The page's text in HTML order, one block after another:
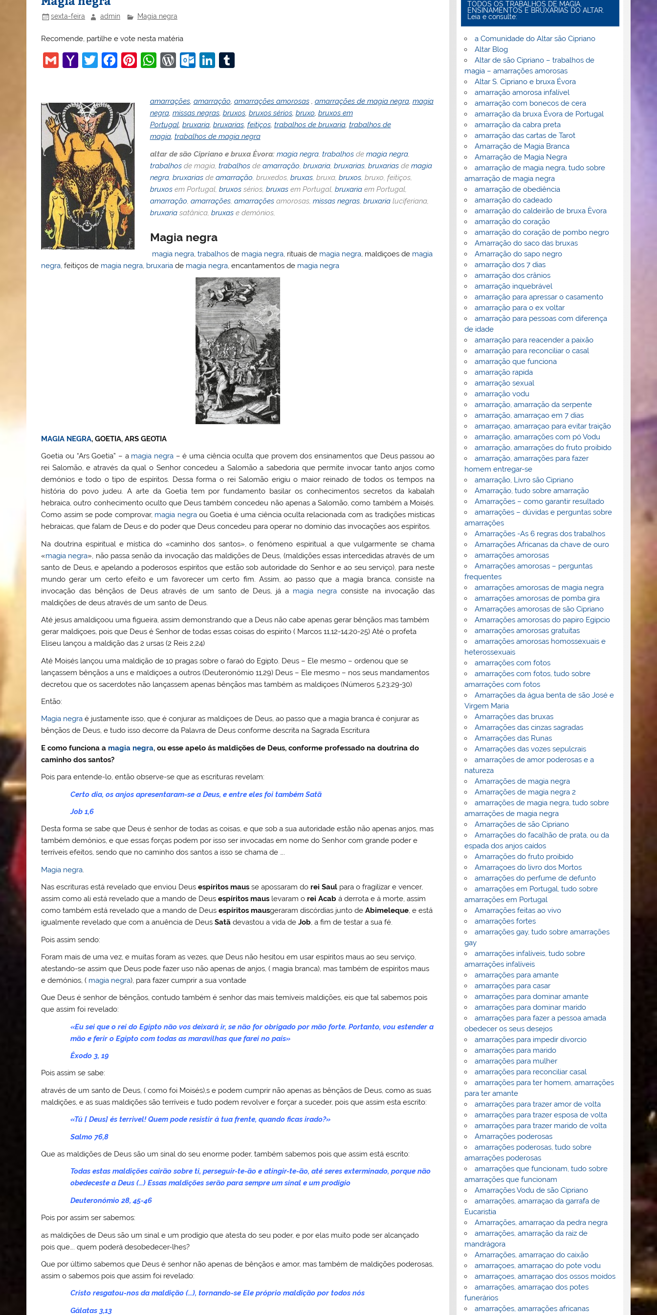
sexta-feira admin Magia negra
Recomende, partilhe e vote nesta matéria
G
l
Y
o
o
M
ai
l
T
er
F
e
b
o
o
k
Pi
st
W
s
A
p
p
W
Pr
e
ss
O
o
k.
c
o
m
Li
e
dI
n
bl
r
amarrações, amarração, amarrações amorosas, amarrações de magia negra, magia
negra, missas negras, bruxos, bruxos sérios, bruxo, bruxos em
Portugal, bruxaria, bruxarias, feitiços, trabalhos de bruxaria, trabalhos de
magia, trabalhos de magia negra
altar de são Cipriano e bruxa Èvora: magia negra, trabalhosde magia negra,
trabalhosde magia, trabalhosde amarração bruxaria, bruxarias, bruxariasde magia
negra, bruxariasde amarração , bruxedos, bruxas, bruxa, bruxos, bruxo, feitiços,
bruxosem Portugal, bruxossérios, bruxasem Portugal, bruxariaem Portugal,
amarração amarrações, amarraçõesamorosas, missas negras, bruxarialuciferiana,
bruxariasatânica, bruxase demónios,
Magia negra
magia negra, trabalhosde magia negra, rituais de magia negra, maldiçoes de magia
negra, feitiços de magia negra, bruxaria de magia negra, encantamentos de magia negra
MAGIA NEGRA, GOETIA, ARS GEOTIA
Goetia ou “Ars Goetia” – a magia negra– é uma ciência oculta que provem dos ensinamentos que Deus passou ao
rei Salomão, e através da qual o Senhor concedeu a Salomão a sabedoria que permite invocar tanto anjos como
demónios e todo o tipo de espíritos. Dessa forma o rei Salomão erigiu o maior reinado de todos os tempos na
história do povo judeu. A arte da Goetia tem por fundamento basilar os conhecimentos secretos da kabalah
hebraica, outro conhecimento oculto que Deus também concedeu não apenas a Salomão, como também a Moisés.
Como assim se pode comprovar, magia negraou Goetia é uma ciência oculta relacionada com as tradições misticas
hebraicas, que falam de Deus e do poder que Deus concedeu para operar no domínio das invocações aos espíritos.
Na doutrina espiritual e mística do «caminho dos santos», o fenómeno espiritual a que vulgarmente se chama
«magia negra», não passa senão da invocação das maldições de Deus, (maldições essas intercedidas através de um
santo de Deus, e apelando a poderosos espíritos que estão sob autoridade do Senhor e ao seu serviço), para neste
mundo gerar um certo efeito e um favorecer um certo fim. Assim, ao passo que a magia branca, consiste na
invocação das bênçãos de Deus através de um santo de Deus, já a magia negra consiste na invocação das
maldições de deus através de um santo de Deus.
Até jesus amaldiçoou uma figueira, assim demonstrando que a Deus não cabe apenas gerar bênçãos mas também
gerar maldiçoes, pois que Deus é Senhor de todas essas coisas do espirito ( Marcos 11,12-14;20-25) Até o profeta
Eliseu lançou a maldição das 2 ursas (2 Reis 2,24)
Até Moisés lançou uma maldição de 10 pragas sobre o faraó do Egipto. Deus – Ele mesmo – ordenou que se
lançassem bênçãos a uns e maldiçoes a outros (Deuteronómio 11,29) Deus – Ele mesmo – nos seus mandamentos
decretou que os sacerdotes não lançassem apenas bênçãos mas também as maldiçoes (Números 5,23;29-30)
Então:
Magia negra é justamente isso, que é conjurar as maldiçoes de Deus, ao passo que a magia branca é conjurar as
bênçãos de Deus, e tudo isso decorre da Palavra de Deus conforme descrita na Sagrada Escritura
E como funciona a magia negra, ou esse apelo ás maldições de Deus, conforme professado na doutrina do
caminho dos santos?
Pois para entende-lo, então observe-se que as escrituras revelam:
Certo dia, os anjos apresentaram-se a Deus, e entre eles foi também Satã
Job 1,6
Desta forma se sabe que Deus é senhor de todas as coisas, e que sob a sua autoridade estão não apenas anjos, mas
também demónios, e que essas forças podem por isso ser invocadas em nome do Senhor com grande poder e
terríveis efeitos, sendo que no caminho dos santos a isso se chama de ….
Magia negra.
Nas escrituras está revelado que enviou Deusespíritos maus se apossaram do rei Saul para o fragilizar e vencer,
assim como ali está revelado que a mando de Deusespíritos maus levaram o rei Acab á derrota e á morte, assim
como também está revelado que a mando de Deusespíritos mausgeraram discórdias junto deAbimeleque, e está
igualmente revelado que com a anuência de DeusSatã devastou a vida deJob, a fim de testar a sua fé.
Pois assim sendo:
Foram mais de uma vez, e muitas foram as vezes, que Deus não hesitou em usar espíritos maus ao seu serviço,
atestando-se assim que Deus pode fazer uso não apenas de anjos, ( magia branca), mas também de espíritos maus
e demónios, ( magia negra), para fazer cumprir a sua vontade
Que Deus é senhor de bênçãos, contudo também é senhor das mais temíveis maldições, eis que tal sabemos pois
que assim foi revelado:
«Eu sei que o rei do Egipto não vos deixará ir, se não for obrigado por mão forte. Portanto, vou estender a
mão e ferir o Egipto com todas as maravilhas que farei no país»
Êxodo 3, 19
Pois assim se sabe:
através de um santo de Deus, ( como foi Moisés),s e podem cumprir não apenas as bênçãos de Deus, como as suas
maldições, e as suas maldições são terríveis e tudo podem revolver e forçar a suceder, pois que assim esta escrito:
«Tú [ Deus] és terrivel! Quem pode resistir á tua frente, quando ficas irado?»
Salmo 76,8
Que as maldições de Deus são um sinal do seu enorme poder, também sabemos pois que assim está escrito:
Todas estas maldições cairão sobre ti, perseguir-te-ão e atingir-te-ão, até seres exterminado, porque não
obedeceste a Deus (…) Essas maldições serão para sempre um sinal e um prodígio
Deuteronómio 28, 45-46
Pois por assim ser sabemos:
as maldições de Deus são um sinal e um prodígio que atesta do seu poder, e por elas muito pode ser alcançado
pois que…. quem poderá desobedecer-lhes?
Que por último sabemos que Deus é senhor não apenas de bênçãos e amor, mas também de maldições poderosas,
assim o sabemos pois que assim foi revelado:
Cristo resgatou-nos da maldição (…), tornando-se Ele próprio maldição por todos nós
Gálatas 3,13
TODOS OS TRABALHOS DE MAGIA,
ENSINAMENTOS E BRUXARIAS DO ALTAR.
Leia e consulte:
a Comunidade do Altar são Cipriano
Altar Blog
Altar de são Cipriano – trabalhos de
magia – amarrações amorosas
Altar S. Cipriano e bruxa Évora
amarração amorosa infalível
amarração com bonecos de cera
amarração da bruxa Évora de Portugal
amarração da cabra preta
amarração das cartas de Tarot
Amarração de Magia Branca
Amarração de Magia Negra
amarração de magia negra, tudo sobre
amarração de magia negra
amarração de obediência
amarração do cadeado
amarração do caldeirão de bruxa Èvora
amarração do coração
amarração do coração de pombo negro
Amarração do saco das bruxas
Amarração do sapo negro
amarração dos 7 dias
amarração dos crânios
amarração inquebrável
amarração para apressar o casamento
amarração para o ex voltar
amarração para pessoas com diferença
de idade
amarração para reacender a paixão
amarração para reconciliar o casal
amarração que funciona
amarração rapida
amarração sexual
amarração vodu
amarração, amarração da serpente
amarração, amarraçao em 7 dias
amarraçao, amarraçao para evitar traição
amarração, amarrações com pó Vodu
amarração, amarrações do fruto proibido
amarração, amarrações para fazer
homem entregar-se
amarração, Livro são Cipriano
Amarração, tudo sobre amarração
Amarrações – como garantir resultado
amarrações – dúvidas e perguntas sobre
amarrações
Amarrações -As 6 regras dos trabalhos
Amarrações Africanas da chave de ouro
amarrações amorosas
Amarrações amorosas – perguntas
frequentes
amarrações amorosas de magia negra
amarrações amorosas de pomba gira
Amarrações amorosas de são Cipriano
Amarrações amorosas do papiro Egipcio
amarrações amorosas gratuitas
amarrações amorosas homossexuais e
heterossexuais
amarrações com fotos
amarrações com fotos, tudo sobre
amarrações com fotos
Amarrações da água benta de são José e
Virgem Maria
Amarrações das bruxas
Amarrações das cinzas sagradas
Amarrações das Runas
Amarrações das vozes sepulcrais
amarrações de amor poderosas e a
natureza
Amarrações de magia negra
Amarrações de magia negra 2
amarrações de magia negra, tudo sobre
amarrações de magia negra
Amarrações de são Cipriano
Amarrações do facalhão de prata, ou da
espada dos anjos caídos
Amarrações do fruto proibido
Amarraçoes do livro dos Mortos
amarrações do perfume de defunto
amarrações em Portugal, tudo sobre
amarrações em Portugal
Amarrações feitas ao vivo
amarrações fortes
amarrações gay, tudo sobre amarrações
gay
amarrações infalíveis, tudo sobre
amarrações infalíveis
amarrações para amante
amarrações para casar
amarrações para dominar amante
amarrações para dominar marido
amarrações para fazer a pessoa amada
obedecer os seus desejos
amarrações para impedir divorcio
amarrações para marido
amarrações para mulher
amarrações para reconciliar casal
amarrações para ter homem, amarrações
para ter amante
amarrações para trazer amor de volta
amarrações para trazer esposa de volta
amarrações para trazer marido de volta
Amarrações poderosas
amarrações poderosas, tudo sobre
amarrações poderosas
amarrações que funcionam, tudo sobre
amarrações que funcionam
Amarrações Vodu de são Cipriano
amarrações, amarraçao da garrafa de
Eucaristia
Amarrações, amarraçao da pedra negra
amarrações, amarração da raiz de
mandrágora
Amarrações, amarraçao do caixão
amarraçoes, amarraçao do pote vodu
amarraçoes, amarraçao dos ossos moidos
amarrações, amarraçao dos potes
funerários
amarrações, amarrações africanas